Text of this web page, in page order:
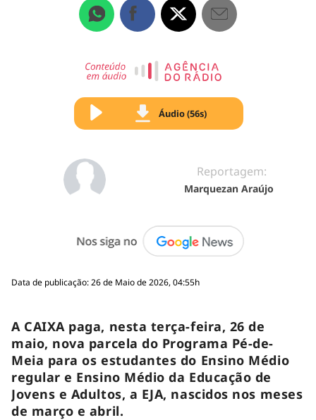
Áudio (56s)
Reportagem:
Marquezan Araújo
Data de publicação: 26 de Maio de 2026, 04:55h
A CAIXA paga, nesta terça-feira, 26 de
maio, nova parcela do Programa Pé-de-
Meia para os estudantes do Ensino Médio
regular e Ensino Médio da Educação de
Jovens e Adultos, a EJA, nascidos nos meses
de março e abril.